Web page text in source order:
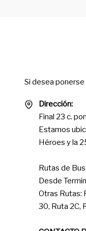
Si desea
Dirección:
Final 23 c.
Estamos
Héroes y la
Rutas de
Desde
Otras Rutas:
30, Ruta 2C,